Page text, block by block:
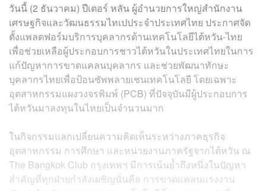
วันนี้ (2 ธันวาคม) ปีเตอร์ หลัน ผู้อำนวยการใหญ่สำนักงาน
เศรษฐกิจและวัฒนธรรมไทเปประจำประเทศไทย ประกาศจัด
ตั้งแพลตฟอร์มบริการบุคลากรด้านเทคโนโลยีไต้หวัน-ไทย
เพื่อช่วยเหลือผู้ประกอบการชาวไต้หวันในประเทศไทยในการ
แก้ปัญหาการขาดแคลนบุคลากร และช่วยพัฒนาทักษะ
บุคลากรไทยเพื่อป้อนซัพพลายเชนเทคโนโลยี โดยเฉพาะ
อุตสาหกรรมแผงวงจรพิมพ์ (PCB) ที่ปัจจุบันมีผู้ประกอบการ
ไต้หวันมาลงทุนในไทยเป็นจำนวนมาก
ในกิจกรรมแลกเปลี่ยนความคิดเห็นระหว่างภาคธุรกิจ
อุตสาหกรรม การศึกษา และหน่วยงานภาครัฐจากไต้หวัน ณ
The Bangkok Club กรุงเทพฯ มีการเน้นย้ำถึงหนึ่งในปัญหา
สำคัญที่ทุกฝ่ายกำลังเผชิญนั่นคือ การขาดแคลนแรงงาน